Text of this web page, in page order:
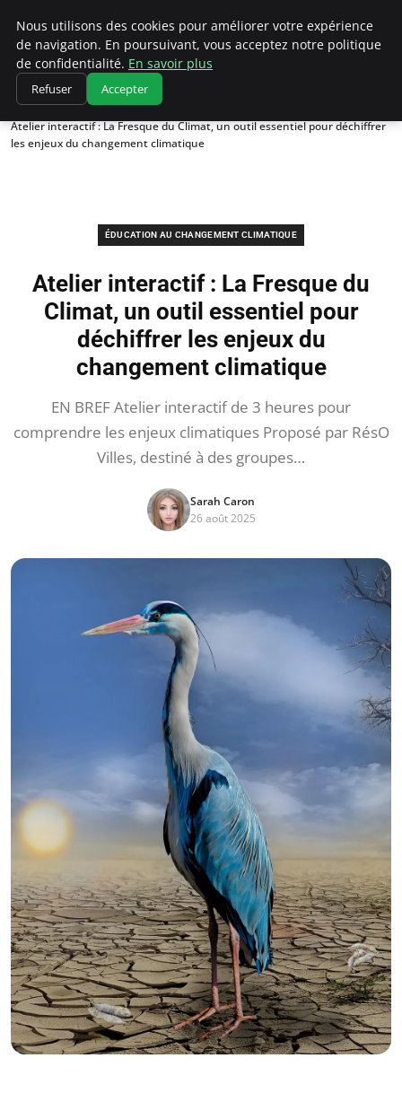
Climatedebtagents
Accueil
Éducation au changement climatique
Atelier interactif : La Fresque du Climat, un outil essentiel pour déchiffrer
les enjeux du changement climatique
ÉDUCATION AU CHANGEMENT CLIMATIQUE
Atelier interactif : La Fresque du
Climat, un outil essentiel pour
déchiffrer les enjeux du
changement climatique
EN BREF Atelier interactif de 3 heures pour
comprendre les enjeux climatiques Proposé par RésO
Villes, destiné à des groupes…
Sarah Caron
26 août 2025
Nous utilisons des cookies pour améliorer votre expérience
de navigation. En poursuivant, vous acceptez notre politique
de confidentialité. En savoir plus
Refuser Accepter